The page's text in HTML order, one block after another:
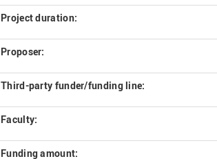
Project duration:
Proposer:
Third-party funder/funding line:
Faculty:
Funding amount: